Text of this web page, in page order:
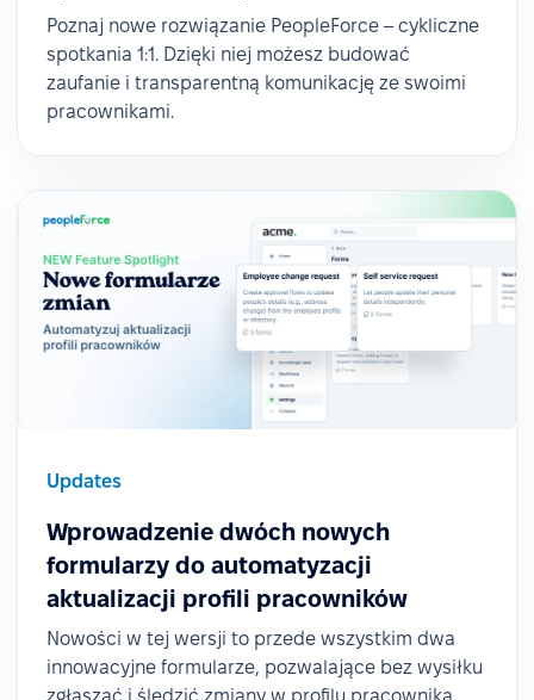
Poznaj nowe rozwiązanie PeopleForce – cykliczne
spotkania 1:1. Dzięki niej możesz budować
zaufanie i transparentną komunikację ze swoimi
pracownikami.
Updates
Wprowadzenie dwóch nowych
formularzy do automatyzacji
aktualizacji profili pracowników
Nowości w tej wersji to przede wszystkim dwa
innowacyjne formularze, pozwalające bez wysiłku
zgłaszać i śledzić zmiany w profilu pracownika.